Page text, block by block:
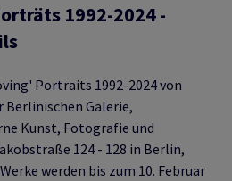
1992-2024 -
Portraits 1992-2024 von
Berlinischen Galerie,
Kunst, Fotografie und
124 - 128 in Berlin,
werden bis zum 10. Februar